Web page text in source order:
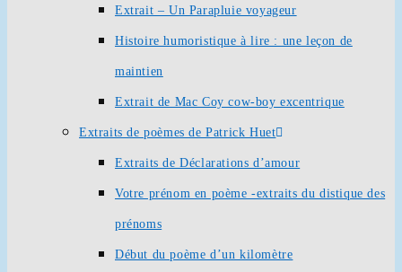
Extrait – Un Parapluie voyageur
Histoire humoristique à lire : une leçon de
maintien
Extrait de Mac Coy cow-boy excentrique
Extraits de poèmes de Patrick Huet
Extraits de Déclarations d’amour
Votre prénom en poème -extraits du distique des
prénoms
Début du poème d’un kilomètre